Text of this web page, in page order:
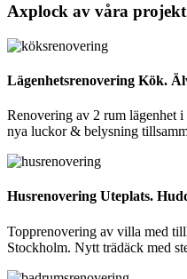
Axplock av våra
Lägenhetsrenovering Kök.
Renovering av 2 rum lägenhet
nya luckor & belysning
Husrenovering Uteplats.
Topprenovering av villa med
Stockholm. Nytt trädäck med